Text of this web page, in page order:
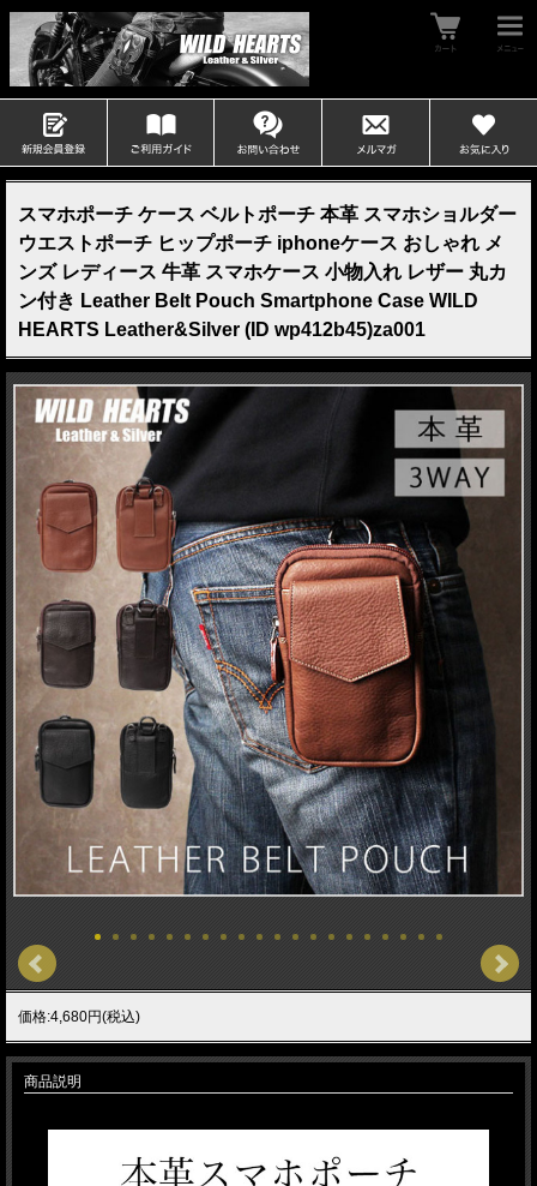
スマホポーチ ケース ベルトポーチ 本革 スマホショルダー
ウエストポーチ ヒップポーチ iphoneケース おしゃれ メ
ンズ レディース 牛革 スマホケース 小物入れ レザー 丸カ
ン付き Leather Belt Pouch Smartphone Case WILD
HEARTS Leather&Silver (ID wp412b45)za001
価格:4,680円(税込)
商品説明